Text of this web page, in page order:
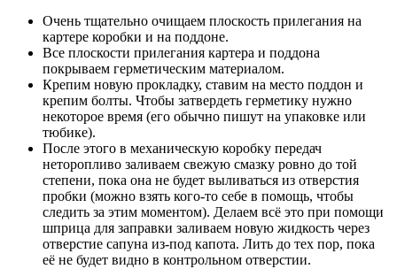
Очень тщательно очищаем плоскость прилегания на
картере коробки и на поддоне.
Все плоскости прилегания картера и поддона
покрываем герметическим материалом.
Крепим новую прокладку, ставим на место поддон и
крепим болты. Чтобы затвердеть герметику нужно
некоторое время (его обычно пишут на упаковке или
тюбике).
После этого в механическую коробку передач
неторопливо заливаем свежую смазку ровно до той
степени, пока она не будет выливаться из отверстия
пробки (можно взять кого-то себе в помощь, чтобы
следить за этим моментом). Делаем всё это при помощи
шприца для заправки заливаем новую жидкость через
отверстие сапуна из-под капота. Лить до тех пор, пока
её не будет видно в контрольном отверстии.